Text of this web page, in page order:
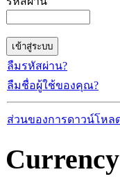
ลืมรหัสผ่าน?
ลืมชื่อผู้ใช้ของคุณ?
ส่วนของการดาวน์โหล